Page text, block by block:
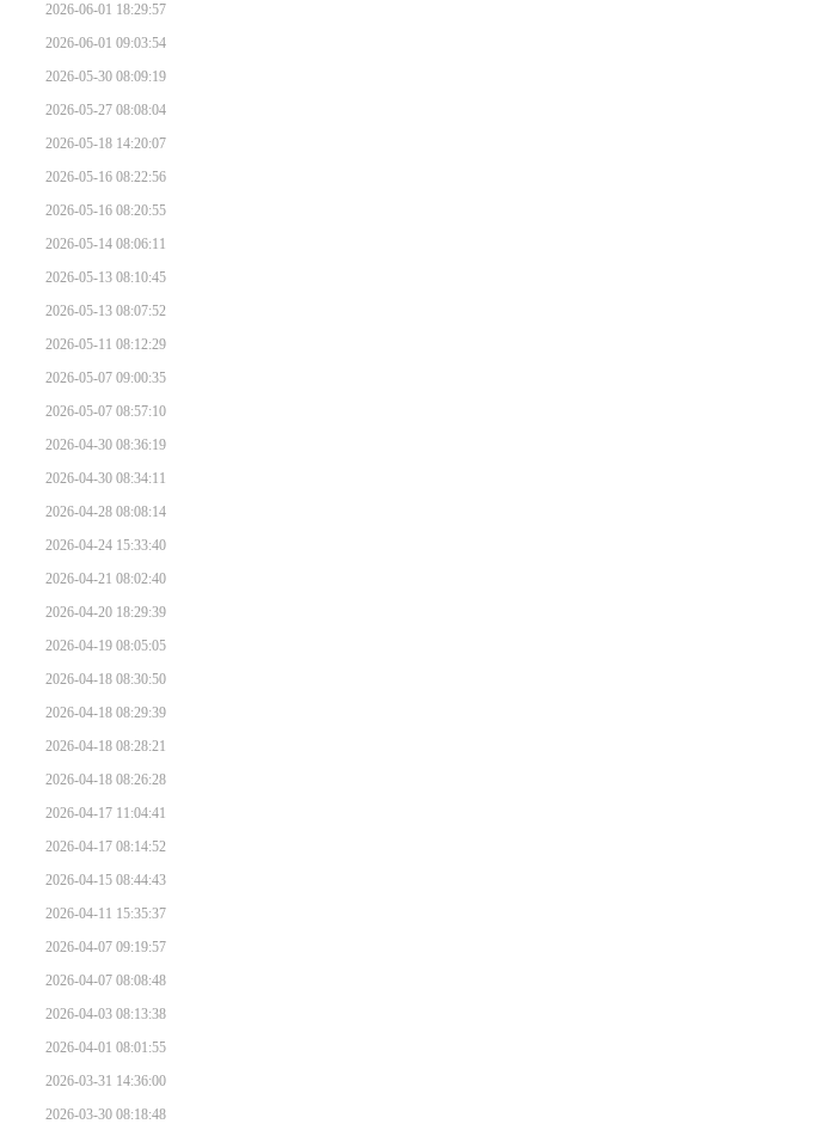
2026-06-01 18:29:57
2026-06-01 09:03:54
2026-05-30 08:09:19
2026-05-27 08:08:04
2026-05-18 14:20:07
2026-05-16 08:22:56
2026-05-16 08:20:55
2026-05-14 08:06:11
2026-05-13 08:10:45
2026-05-13 08:07:52
2026-05-11 08:12:29
2026-05-07 09:00:35
2026-05-07 08:57:10
2026-04-30 08:36:19
2026-04-30 08:34:11
2026-04-28 08:08:14
2026-04-24 15:33:40
2026-04-21 08:02:40
2026-04-20 18:29:39
2026-04-19 08:05:05
2026-04-18 08:30:50
2026-04-18 08:29:39
2026-04-18 08:28:21
2026-04-18 08:26:28
2026-04-17 11:04:41
2026-04-17 08:14:52
2026-04-15 08:44:43
2026-04-11 15:35:37
2026-04-07 09:19:57
2026-04-07 08:08:48
2026-04-03 08:13:38
2026-04-01 08:01:55
2026-03-31 14:36:00
2026-03-30 08:18:48